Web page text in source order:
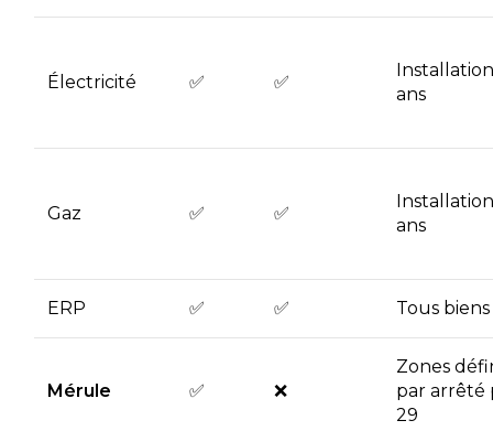
Électricité ✅ ✅
Installation
ans
Gaz ✅ ✅
Installation
ans
ERP ✅ ✅ Tous biens
Mérule ✅ ❌
Zones
par arrêté
29